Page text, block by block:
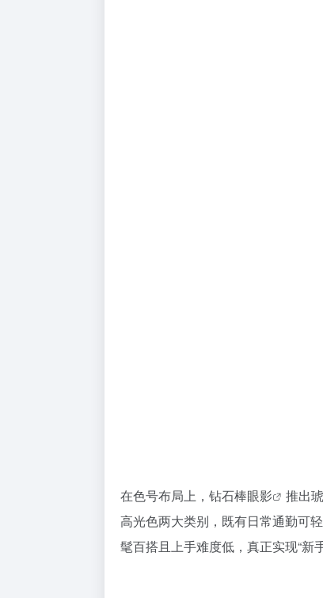
在色号布局上，钻石棒眼影
推出
高光色两大类别，既有日常通勤可
髦百搭且上手难度低，真正实现“新